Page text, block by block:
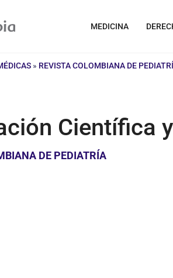
MEDICINA
» REVISTA COLOMBIANA DE
Científica
DE PEDIATRÍA